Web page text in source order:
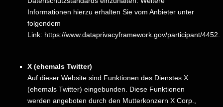
Informationen hierzu erhalten Sie vom Anbieter unter
folgendem
Link: https://www.dataprivacyframework.gov/participant/4452
X (ehemals Twitter)
Auf dieser Website sind Funktionen des Dienstes X
(ehemals Twitter) eingebunden. Diese Funktionen
werden angeboten durch den Mutterkonzern X Corp.,